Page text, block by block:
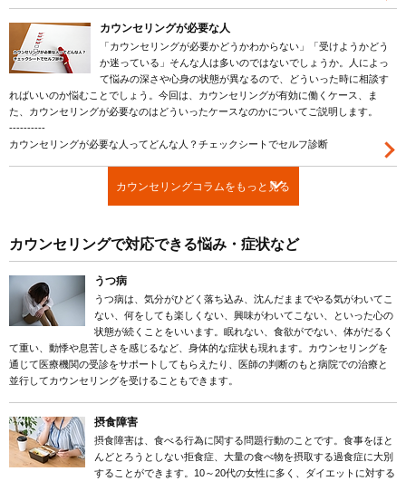
カウンセリングが必要な人
「カウンセリングが必要かどうかわからない」「受けようかどう
か迷っている」そんな人は多いのではないでしょうか。人によっ
て悩みの深さや心身の状態が異なるので、どういった時に相談す
ればいいのか悩むことでしょう。今回は、カウンセリングが有効に働くケース、ま
た、カウンセリングが必要なのはどういったケースなのかについてご説明します。
----------
カウンセリングが必要な人ってどんな人？チェックシートでセルフ診断
カウンセリングコラムをもっと見る
カウンセリングで対応できる悩み・症状など
うつ病
うつ病は、気分がひどく落ち込み、沈んだままでやる気がわいてこ
ない、何をしても楽しくない、興味がわいてこない、といった心の
状態が続くことをいいます。眠れない、食欲がでない、体がだるく
て重い、動悸や息苦しさを感じるなど、身体的な症状も現れます。カウンセリングを
通じて医療機関の受診をサポートしてもらえたり、医師の判断のもと病院での治療と
並行してカウンセリングを受けることもできます。
摂食障害
摂食障害は、食べる行為に関する問題行動のことです。食事をほと
んどとろうとしない拒食症、大量の食べ物を摂取する過食症に大別
することができます。10～20代の女性に多く、ダイエットに対する